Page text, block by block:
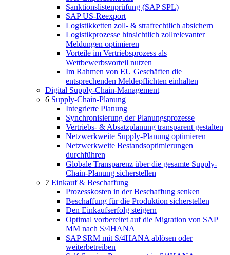
Sanktionslistenprüfung (SAP SPL)
SAP US-Reexport
Logistikketten zoll- & strafrechtlich absichern
Logistikprozesse hinsichtlich zollrelevanter
Meldungen optimieren
Vorteile im Vertriebsprozess als
Wettbewerbsvorteil nutzen
Im Rahmen von EU Geschäften die
entsprechenden Meldepflichten einhalten
Digital Supply-Chain-Management
6 Supply-Chain-Planung
Integrierte Planung
Synchronisierung der Planungsprozesse
Vertriebs- & Absatzplanung transparent gestalten
Netzwerkweite Supply-Planung optimieren
Netzwerkweite Bestandsoptimierungen
durchführen
Globale Transparenz über die gesamte Supply-
Chain-Planung sicherstellen
7Einkauf & Beschaffung
Prozesskosten in der Beschaffung senken
Beschaffung für die Produktion sicherstellen
Den Einkaufserfolg steigern
Optimal vorbereitet auf die Migration von SAP
MM nach S/4HANA
SAP SRM mit S/4HANA ablösen oder
weiterbetreiben